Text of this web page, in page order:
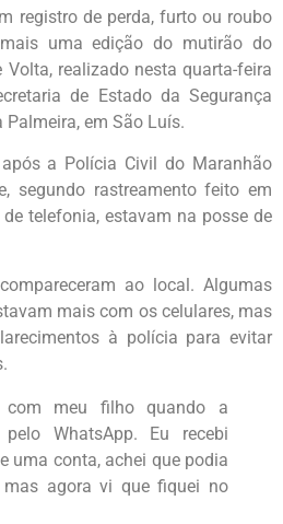
registro de perda, furto ou roubo
uma edição do mutirão do
Volta, realizado nesta quarta-feira
de Estado da Segurança
Palmeira, em São Luís.
a Polícia Civil do Maranhão
segundo rastreamento feito em
telefonia, estavam na posse de
ao local. Algumas
mais com os celulares, mas
à polícia para evitar
com meu filho quando a
WhatsApp. Eu recebi
uma conta, achei que podia
mas agora vi que fiquei no